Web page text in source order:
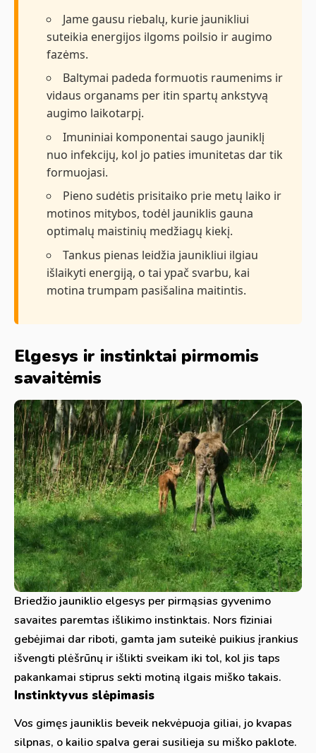
Jame gausu riebalų, kurie jaunikliui
suteikia energijos ilgoms poilsio ir augimo
fazėms.
Baltymai padeda formuotis raumenims ir
vidaus organams per itin spartų ankstyvą
augimo laikotarpį.
Imuniniai komponentai saugo jauniklį
nuo infekcijų, kol jo paties imunitetas dar tik
formuojasi.
Pieno sudėtis prisitaiko prie metų laiko ir
motinos mitybos, todėl jauniklis gauna
optimalų maistinių medžiagų kiekį.
Tankus pienas leidžia jaunikliui ilgiau
išlaikyti energiją, o tai ypač svarbu, kai
motina trumpam pasišalina maitintis.
Elgesys ir instinktai pirmomis
savaitėmis
Briedžio jauniklio elgesys per pirmąsias gyvenimo
savaites paremtas išlikimo instinktais. Nors fiziniai
gebėjimai dar riboti, gamta jam suteikė puikius įrankius
išvengti plėšrūnų ir išlikti sveikam iki tol, kol jis taps
pakankamai stiprus sekti motiną ilgais miško takais.
Instinktyvus slėpimasis
Vos gimęs jauniklis beveik nekvėpuoja giliai, jo kvapas
silpnas, o kailio spalva gerai susilieja su miško paklote.